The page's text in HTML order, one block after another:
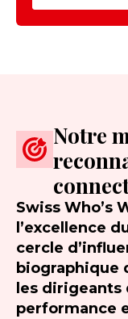
Notre
Swiss Who’s
l’excellence
cercle
biographique
les dirigeants
performance